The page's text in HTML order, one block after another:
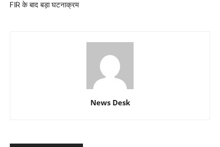
FIR के बाद बड़ा घटनाक्रम
News Desk